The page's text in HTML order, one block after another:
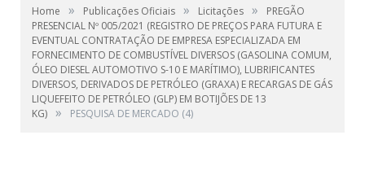
Home » Publicações Oficiais » Licitações »
PREGÃO
PRESENCIAL Nº 005/2021 (REGISTRO DE PREÇOS PARA FUTURA E
EVENTUAL CONTRATAÇÃO DE EMPRESA ESPECIALIZADA EM
FORNECIMENTO DE COMBUSTÍVEL DIVERSOS (GASOLINA COMUM,
ÓLEO DIESEL AUTOMOTIVO S-10 E MARÍTIMO), LUBRIFICANTES
DIVERSOS, DERIVADOS DE PETRÓLEO (GRAXA) E RECARGAS DE GÁS
LIQUEFEITO DE PETRÓLEO (GLP) EM BOTIJÕES DE 13
KG) » PESQUISA DE MERCADO (4)